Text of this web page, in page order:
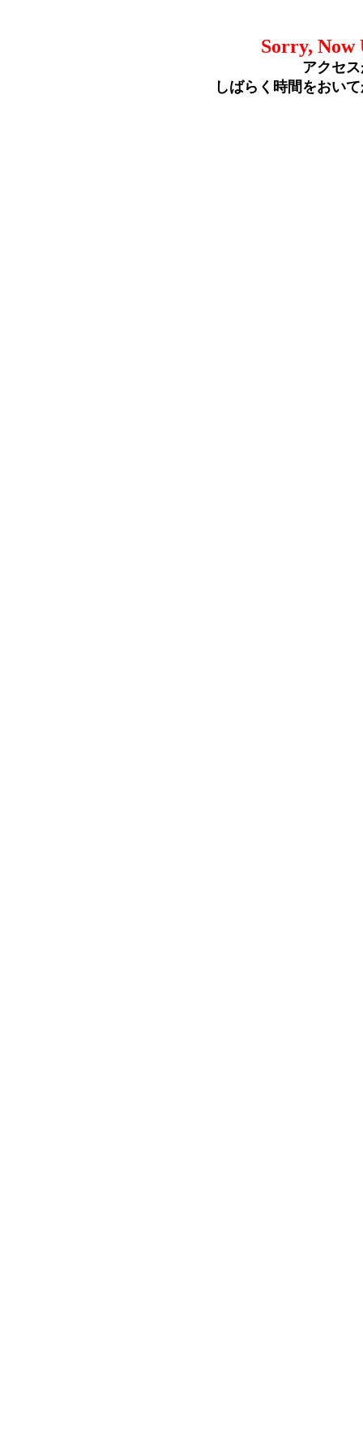
Sorry, Now
アクセ
しばらく時間をおい